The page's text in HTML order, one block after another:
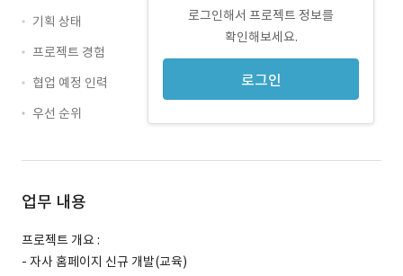
로그인해서 프로젝트 정보를
확인해보세요.
로그인
기획 상태
프로젝트 경험
협업 예정 인력
우선 순위
업무 내용
프로젝트 개요 :
- 자사 홈페이지 신규 개발(교육)